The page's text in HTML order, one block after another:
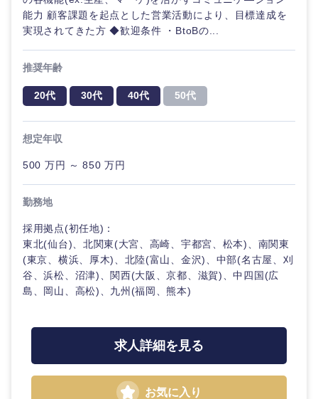
九州・沖縄
長崎県 熊本県
大分県 宮崎県
能力 顧客課題を起点とした営業活動により、目標達成を
実現されてきた方 ◆歓迎条件 ・BtoBの...
推奨年齢
20代 30代 40代 50代
想定年収
500 万円 ～ 850 万円
勤務地
採用拠点(初任地)：
東北(仙台)、北関東(大宮、高崎、宇都宮、松本)、南関東
(東京、横浜、厚木)、北陸(富山、金沢)、中部(名古屋、刈
谷、浜松、沼津)、関西(大阪、京都、滋賀)、中四国(広
島、岡山、高松)、九州(福岡、熊本)
求人詳細を見る
お気に入り